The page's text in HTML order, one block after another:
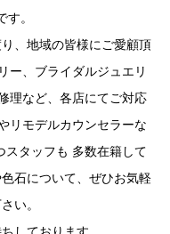
す。
、地域の皆様にご愛顧頂
ー、ブライダルジュエリ
理など、各店にてご対応
リモデルカウンセラーな
スタッフも 多数在籍して
石について、ぜひお気軽
い。